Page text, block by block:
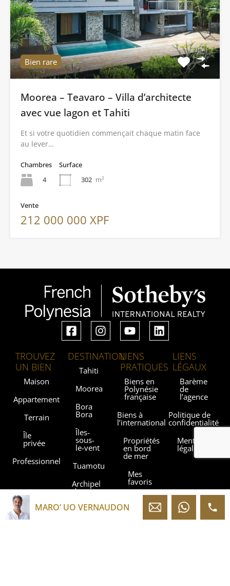
Bien rare
Moorea – Teavaro – Villa d’architecte
avec vue lagon et Tahiti
Et si votre quotidien commençait chaque matin face
au lever…
Chambres
4
Surface
302 m²
Vente
212 000 000 XPF
TROUVEZ
UN BIEN
Maison
Appartement
Terrain
Île
privée
Professionnel
DESTINATION
Tahiti
Moorea
Bora
Bora
Îles-
sous-
le-vent
Tuamotu
Archipel
des
LIENS
PRATIQUES
Biens en
Polynésie
française
Biens à
l’international
Propriétés
en bord
de mer
Mes
favoris
Contact
LIENS
LÉGAUX
Barème
de
l’agence
Politique de
confidentialité
Mentions
légales
MARO’ UO VERNAUDON